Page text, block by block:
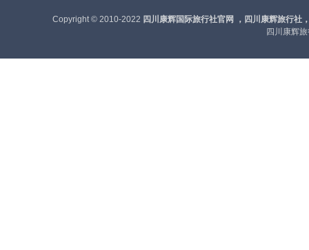
Copyright © 2010-2022 四川康辉国际旅行社官网 ，四川康辉旅行社
四川康辉